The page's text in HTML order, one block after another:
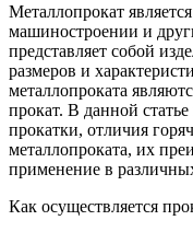
Металлопрокат
машиностроении и
представляет собой
размеров и
металлопроката
прокат. В данной
прокатки, отличия
металлопроката, их
применение в
Как осуществляется